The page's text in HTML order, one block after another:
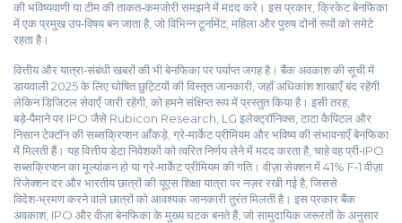
की भविष्यवाणी या टीम की ताकत‑कमजोरी समझने में मदद करे। इस प्रकार, क्रिकेटबेनफिका
में एक प्रमुख उप‑विषय बन जाता है, जो विभिन्न टूर्नामेंट, महिला और पुरुष दोनों रूपों को समेटे
रहता है।
वित्तीय और यात्रा‑संबंधी खबरों की भी बेनफिका पर पर्याप्त जगह है। बैंक अवकाश की सूची में
डायवाली 2025 के लिए घोषित छुट्टियों की विस्तृत जानकारी, जहाँ अधिकांश शाखाएँ बंद रहेंगी
लेकिन डिजिटल सेवाएँ जारी रहेंगी, को हमने संक्षिप्त रूप में प्रस्तुत किया है। इसी तरह,
बड़े‑पैमाने पर IPO जैसे Rubicon Research, LG इलेक्ट्रॉनिक्स, टाटा कैपिटल और
निसान टेक्टॉन की सब्सक्रिप्शन आँकड़े, ग्रे‑मार्केट प्रीमियम और भविष्य की संभावनाएँ बेनफिका
में मिलती हैं। यह वित्तीय डेटा निवेशकों को त्वरित निर्णय लेने में मदद करता है, चाहे वह प्री‑IPO
सब्सक्रिप्शन का मूल्यांकन हो या ग्रे‑मार्केट प्रीमियम की गति। वीज़ा सेक्शन में 41% F‑1 वीज़ा
रिजेक्शन दर और भारतीय छात्रों की यूएस शिक्षा यात्रा पर नज़र रखी गई है, जिससे
विदेश‑भ्रमण करने वाले छात्रों को आवश्यक जानकारी तुरंत मिलती है। इस प्रकारबैंक
अवकाश, IPO औरवीज़ाबेनफिका के मुख्य घटक बनते हैं, जो सामुदायिक जरूरतों के अनुसार